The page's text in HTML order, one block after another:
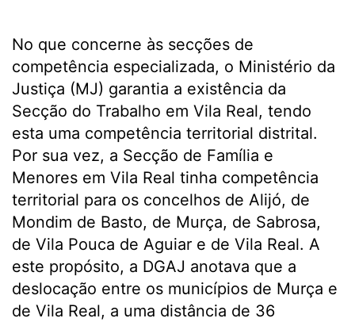
No que concerne às secções de
competência especializada, o Ministério da
Justiça (MJ) garantia a existência da
Secção do Trabalho em Vila Real, tendo
esta uma competência territorial distrital.
Por sua vez, a Secção de Família e
Menores em Vila Real tinha competência
territorial para os concelhos de Alijó, de
Mondim de Basto, de Murça, de Sabrosa,
de Vila Pouca de Aguiar e de Vila Real. A
este propósito, a DGAJ anotava que a
deslocação entre os municípios de Murça e
de Vila Real, a uma distância de 36